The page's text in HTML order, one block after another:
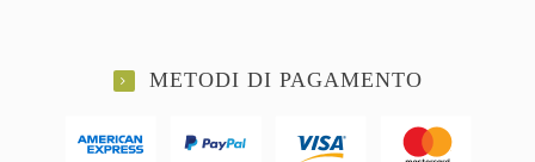
METODI DI PAGAMENTO